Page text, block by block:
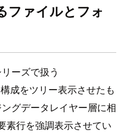
ファイルとフォ
ーズで扱う
成をツリー表示させたも
グデータレイヤー層に相
素行を強調表示させてい